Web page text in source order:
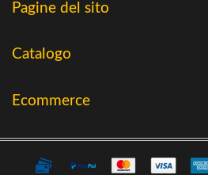
Pagine del sito
Home
Offerte
Storia
Catalogo
Riscaldamento a Biomassa
Ferramenta & Fai Da Te
Ecommerce
Termini e Privacy
Condizioni Generali di Vendita